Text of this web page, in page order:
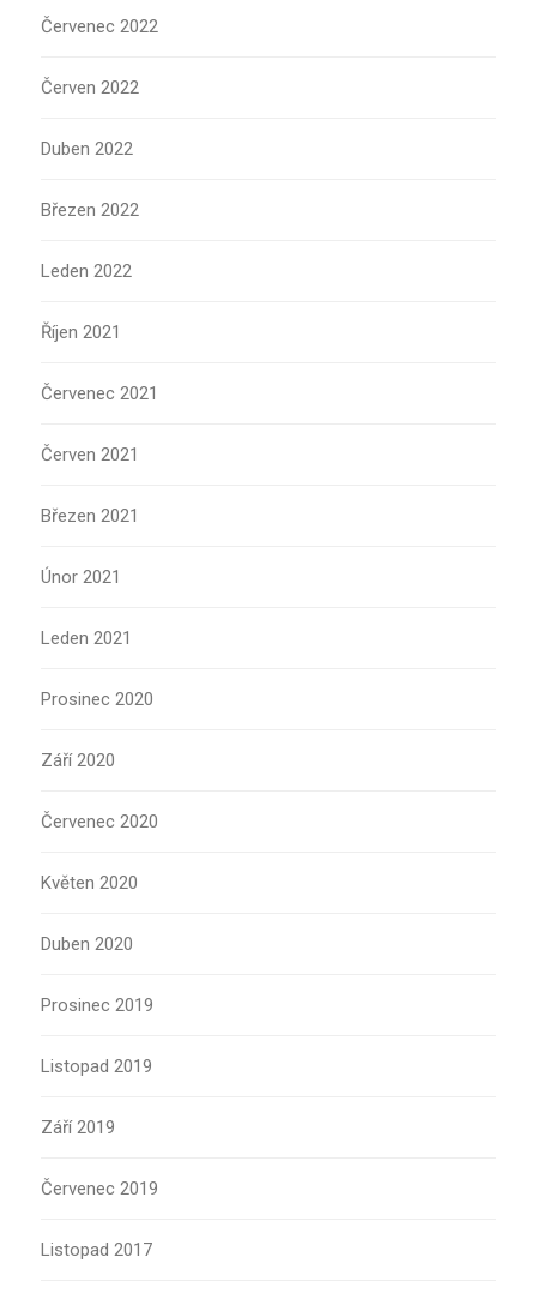
Červenec 2022
Červen 2022
Duben 2022
Březen 2022
Leden 2022
Říjen 2021
Červenec 2021
Červen 2021
Březen 2021
Únor 2021
Leden 2021
Prosinec 2020
Září 2020
Červenec 2020
Květen 2020
Duben 2020
Prosinec 2019
Listopad 2019
Září 2019
Červenec 2019
Listopad 2017